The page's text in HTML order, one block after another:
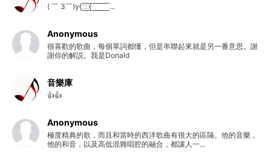
( ￣ 3￣)y{:̲̅:̲̅:̲̅:̲̅{ ̲̅ ̲̅ ̲̅ ̲̅ ̲̅ ̲̅ ̲̅ ̲̅ ̲̅ ...
Anonymous
很喜歡的歌曲，每個單詞都懂，但是串聯起來就是另一番意思。謝
謝你的解説。我是Donald
音樂庫
👍👍
Anonymous
極度精典的歌，而且和當時的西洋歌曲有很大的區隔。他的音樂，
他的和音，以及高低混雜唱腔的融合，都讓人一...